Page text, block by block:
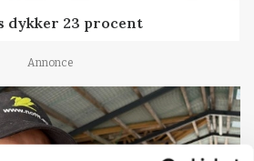
dykker 23 procent
Annonce